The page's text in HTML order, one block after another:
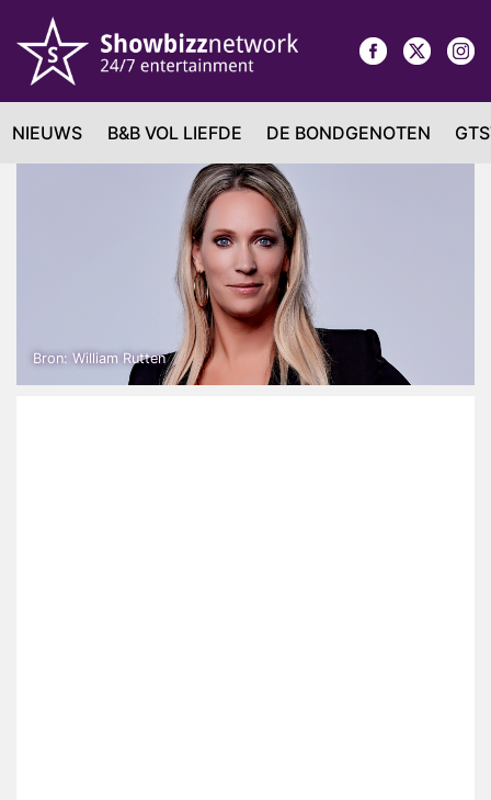
NIEUWS B&B VOL LIEFDE DE BONDGENOTEN
Bron: William Rutten